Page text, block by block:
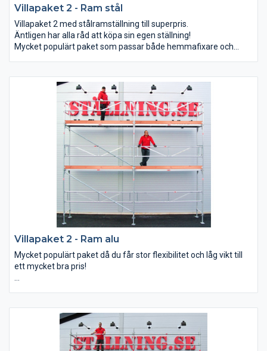
Villapaket 2 - Ram stål
Villapaket 2 med stålramställning till superpris.
Äntligen har alla råd att köpa sin egen ställning!
Mycket populärt paket som passar både hemmafixare och
arbetshöjd).
Villapaket 2 - Ram alu
Mycket populärt paket då du får stor flexibilitet och låg vikt till
ett mycket bra pris!